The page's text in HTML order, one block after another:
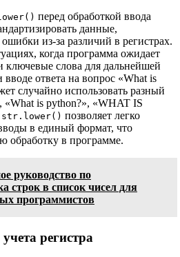
перед обработкой ввода
данные,
из-за различий в регистрах.
когда программа ожидает
слова для дальнейшей
ответа на вопрос «What is
случайно использовать разный
«What is python?», «WHAT IS
str.lower() позволяет легко
в единый формат, что
обработку в программе.
руководство по
строк в список чисел для
программистов
регистра